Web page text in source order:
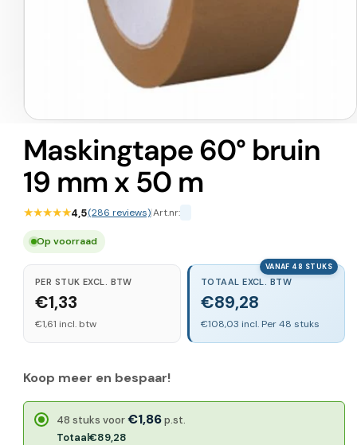
1
openen
in
modaal
Maskingtape 60° bruin
19 mm x 50 m
★★★★★4,5(286 reviews)|Art.nr:
Op voorraad
PER STUK EXCL. BTW
€1,33
€1,61 incl. btw
VANAF 48 STUKS
TOTAAL EXCL. BTW
€89,28
€108,03 incl. Per 48 stuks
Koop meer en bespaar!
48 stuks voor€1,86p.st.
Totaal€89,28